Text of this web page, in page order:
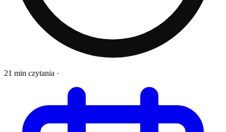
21 min czytania ·